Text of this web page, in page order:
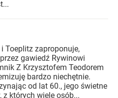
Toeplitz zaproponuje,
gawiedź Rywinowi
Z Krzysztofem Teodorem
bardzo niechętnie.
od lat 60., jego świetne
z których wiele osób...